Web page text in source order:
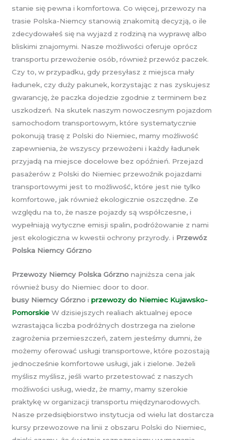
stanie się pewna i komfortowa. Co więcej, przewozy na
trasie Polska-Niemcy stanowią znakomitą decyzją, o ile
zdecydowałeś się na wyjazd z rodziną na wyprawę albo
bliskimi znajomymi. Nasze możliwości oferuje oprócz
transportu przewożenie osób, również przewóz paczek.
Czy to, w przypadku, gdy przesyłasz z miejsca mały
ładunek, czy duży pakunek, korzystając z nas zyskujesz
gwarancję, że paczka dojedzie zgodnie z terminem bez
uszkodzeń. Na skutek naszym nowoczesnym pojazdom
samochodom transportowym, które systematycznie
pokonują trasę z Polski do Niemiec, mamy możliwość
zapewnienia, że wszyscy przewożeni i każdy ładunek
przyjadą na miejsce docelowe bez opóźnień. Przejazd
pasażerów z Polski do Niemiec przewoźnik pojazdami
transportowymi jest to możliwość, które jest nie tylko
komfortowe, jak również ekologicznie oszczędne. Ze
względu na to, że nasze pojazdy są współczesne, i
wypełniają wytyczne emisji spalin, podróżowanie z nami
jest ekologiczna w kwestii ochrony przyrody. i Przewóz
Polska Niemcy Górzno
Przewozy Niemcy Polska Górzno najniższa cena jak
również busy do Niemiec door to door.
busy Niemcy Górzno i przewozy do Niemiec Kujawsko-
Pomorskie W dzisiejszych realiach aktualnej epoce
wzrastająca liczba podróżnych dostrzega na zielone
zagrożenia przemieszczeń, zatem jesteśmy dumni, że
możemy oferować usługi transportowe, które pozostają
jednocześnie komfortowe usługi, jak i zielone. Jeżeli
myślisz myślisz, jeśli warto przetestować z naszych
możliwości usług, wiedz, że mamy, mamy szerokie
praktykę w organizacji transportu międzynarodowych.
Nasze przedsiębiorstwo instytucja od wielu lat dostarcza
kursy przewozowe na linii z obszaru Polski do Niemiec,